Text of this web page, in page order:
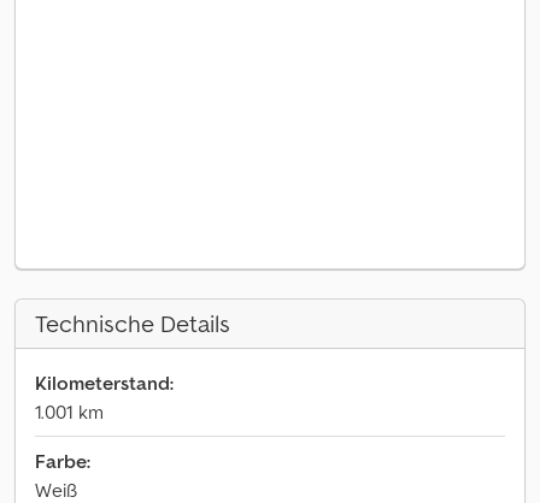
Technische Details
Kilometerstand:
1.001 km
Farbe:
Weiß